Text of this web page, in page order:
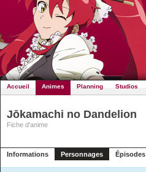
Accueil Animes Planning Studios
Jōkamachi no Dandelion
Fiche d'anime
Informations Personnages Épisodes